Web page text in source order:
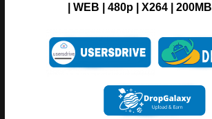
| WEB | 480p | X264 | 200MB